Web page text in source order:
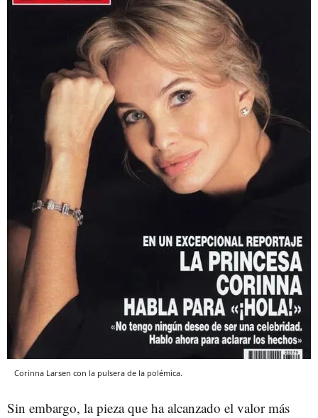
Corinna Larsen con la pulsera de la polémica.
Sin embargo, la pieza que ha alcanzado el valor más